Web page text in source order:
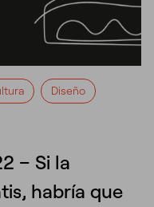
Diseño
– Si la
habría que